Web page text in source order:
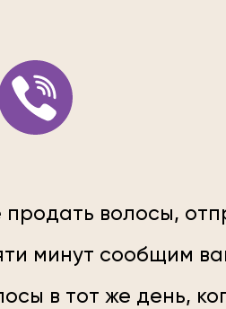
продать волосы,
минут сообщим
в тот же день,